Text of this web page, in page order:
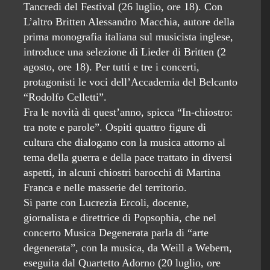
Tancredi del Festival (26 luglio, ore 18). Con
L’altro Britten Alessandro Macchia, autore della
prima monografia italiana sul musicista inglese,
introduce una selezione di Lieder di Britten (2
agosto, ore 18). Per tutti e tre i concerti,
protagonisti le voci dell’Accademia del Belcanto
“Rodolfo Celletti”.
Fra le novità di quest’anno, spicca “In-chiostro:
tra note e parole”. Ospiti quattro figure di
cultura che dialogano con la musica attorno al
tema della guerra e della pace trattato in diversi
aspetti, in alcuni chiostri barocchi di Martina
Franca e nelle masserie del territorio.
Si parte con Lucrezia Ercoli, docente,
giornalista e direttrice di Popsophia, che nel
concerto Musica Degenerata parla di “arte
degenerata”, con la musica, da Weill a Webern,
eseguita dal Quartetto Adorno (20 luglio, ore